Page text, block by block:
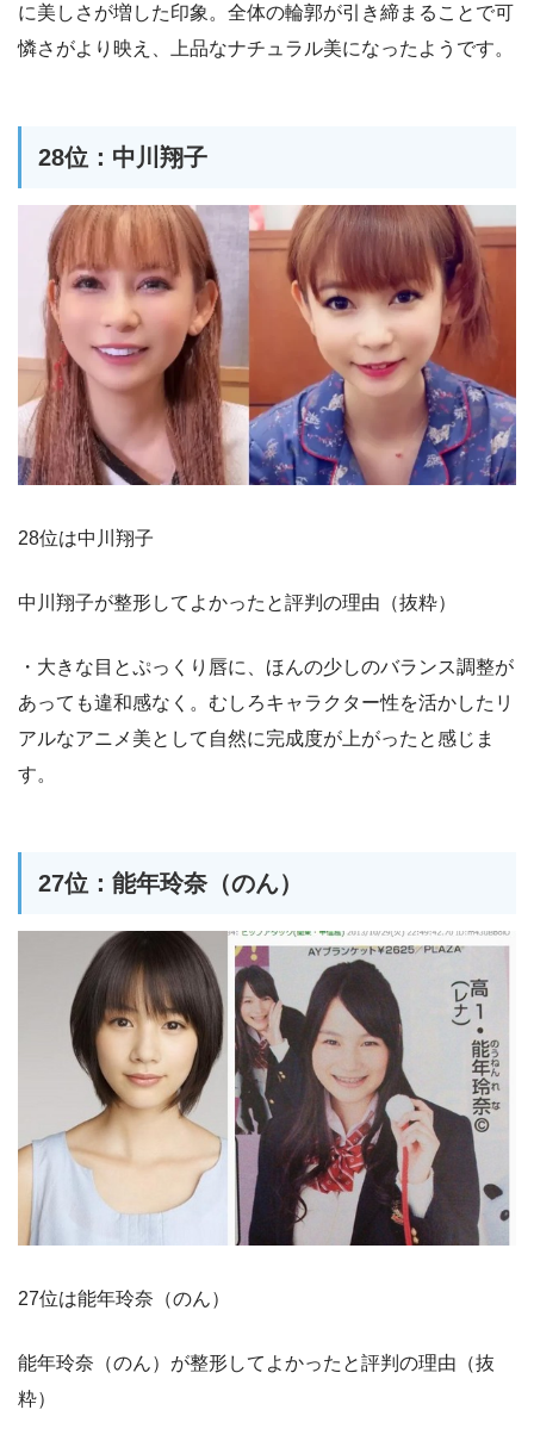
に美しさが増した印象。全体の輪郭が引き締まることで可
憐さがより映え、上品なナチュラル美になったようです。
28位：中川翔子
28位は中川翔子
中川翔子が整形してよかったと評判の理由（抜粋）
・大きな目とぷっくり唇に、ほんの少しのバランス調整が
あっても違和感なく。むしろキャラクター性を活かしたリ
アルなアニメ美として自然に完成度が上がったと感じま
す。
27位：能年玲奈（のん）
27位は能年玲奈（のん）
能年玲奈（のん）が整形してよかったと評判の理由（抜
粋）